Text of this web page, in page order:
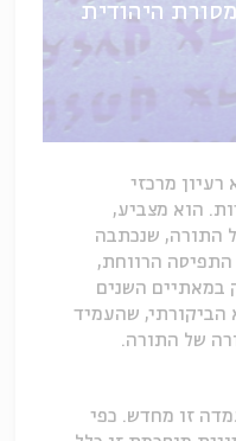
היהודית
מרכזי
הוא מצביע,
התורה, שנכתבה
התפיסה הרווחת,
במאתיים השנים
הביקורתי, שהעמיד
של התורה.
זו מחדש. כפי